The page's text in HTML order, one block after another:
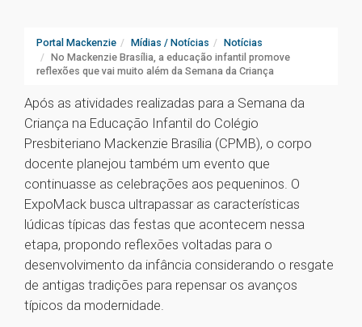
Portal Mackenzie Mídias / Notícias
Notícias
No Mackenzie Brasília, a educação infantil promove
reflexões que vai muito além da Semana da Criança
Após as atividades realizadas para a Semana da
Criança na Educação Infantil do Colégio
Presbiteriano Mackenzie Brasília (CPMB), o corpo
docente planejou também um evento que
continuasse as celebrações aos pequeninos. O
ExpoMack busca ultrapassar as características
lúdicas típicas das festas que acontecem nessa
etapa, propondo reflexões voltadas para o
desenvolvimento da infância considerando o resgate
de antigas tradições para repensar os avanços
típicos da modernidade.